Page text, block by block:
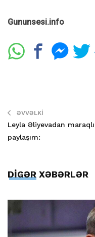
Gununsesi.info
ƏVVƏLKI
Leyla Əliyevadan maraqlı
paylaşım:
DİGƏR XƏBƏRLƏR